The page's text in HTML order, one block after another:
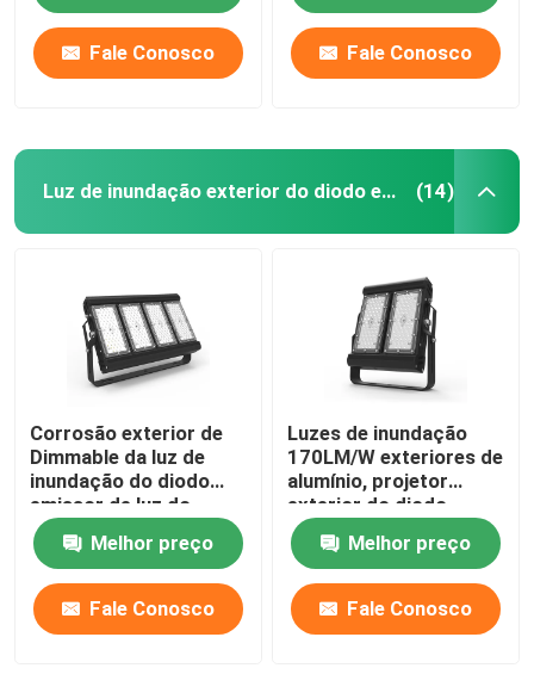
Fale Conosco Fale Conosco
Luz de inundação exterior do diodo emissor de luz (14)
Corrosão exterior de
Dimmable da luz de
inundação do diodo
emissor de luz do
quintal IP65 anti
Melhor preço
Fale Conosco
Luzes de inundação
170LM/W exteriores de
alumínio, projetor
exterior do diodo
emissor de luz de
MultisceneMelhor preço
Fale Conosco